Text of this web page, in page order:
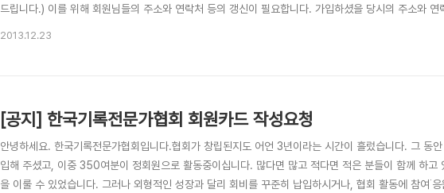
드립니다.) 이를 위해 회원님들의 주소와 연락처 등의 갱신이 필요합니다. 가입하셨을 당시의 주소와 연
2013.12.23
[공지] 한국기록전문가협회 회원카드 작성요청
안녕하세요. 한국기록전문가협회입니다.협회가 창립된지도 어언 3년이라는 시간이 흘렀습니다. 그 동
입해 주셨고, 이중 350여분이 정회원으로 활동중이십니다. 많다면 많고 적다면 적은 분들이 함께 하고
을 이룰 수 있었습니다. 그러나 외형적인 성장과 달리 회비를 꾸준히 납입하시거나, 협회 활동에 참여˙